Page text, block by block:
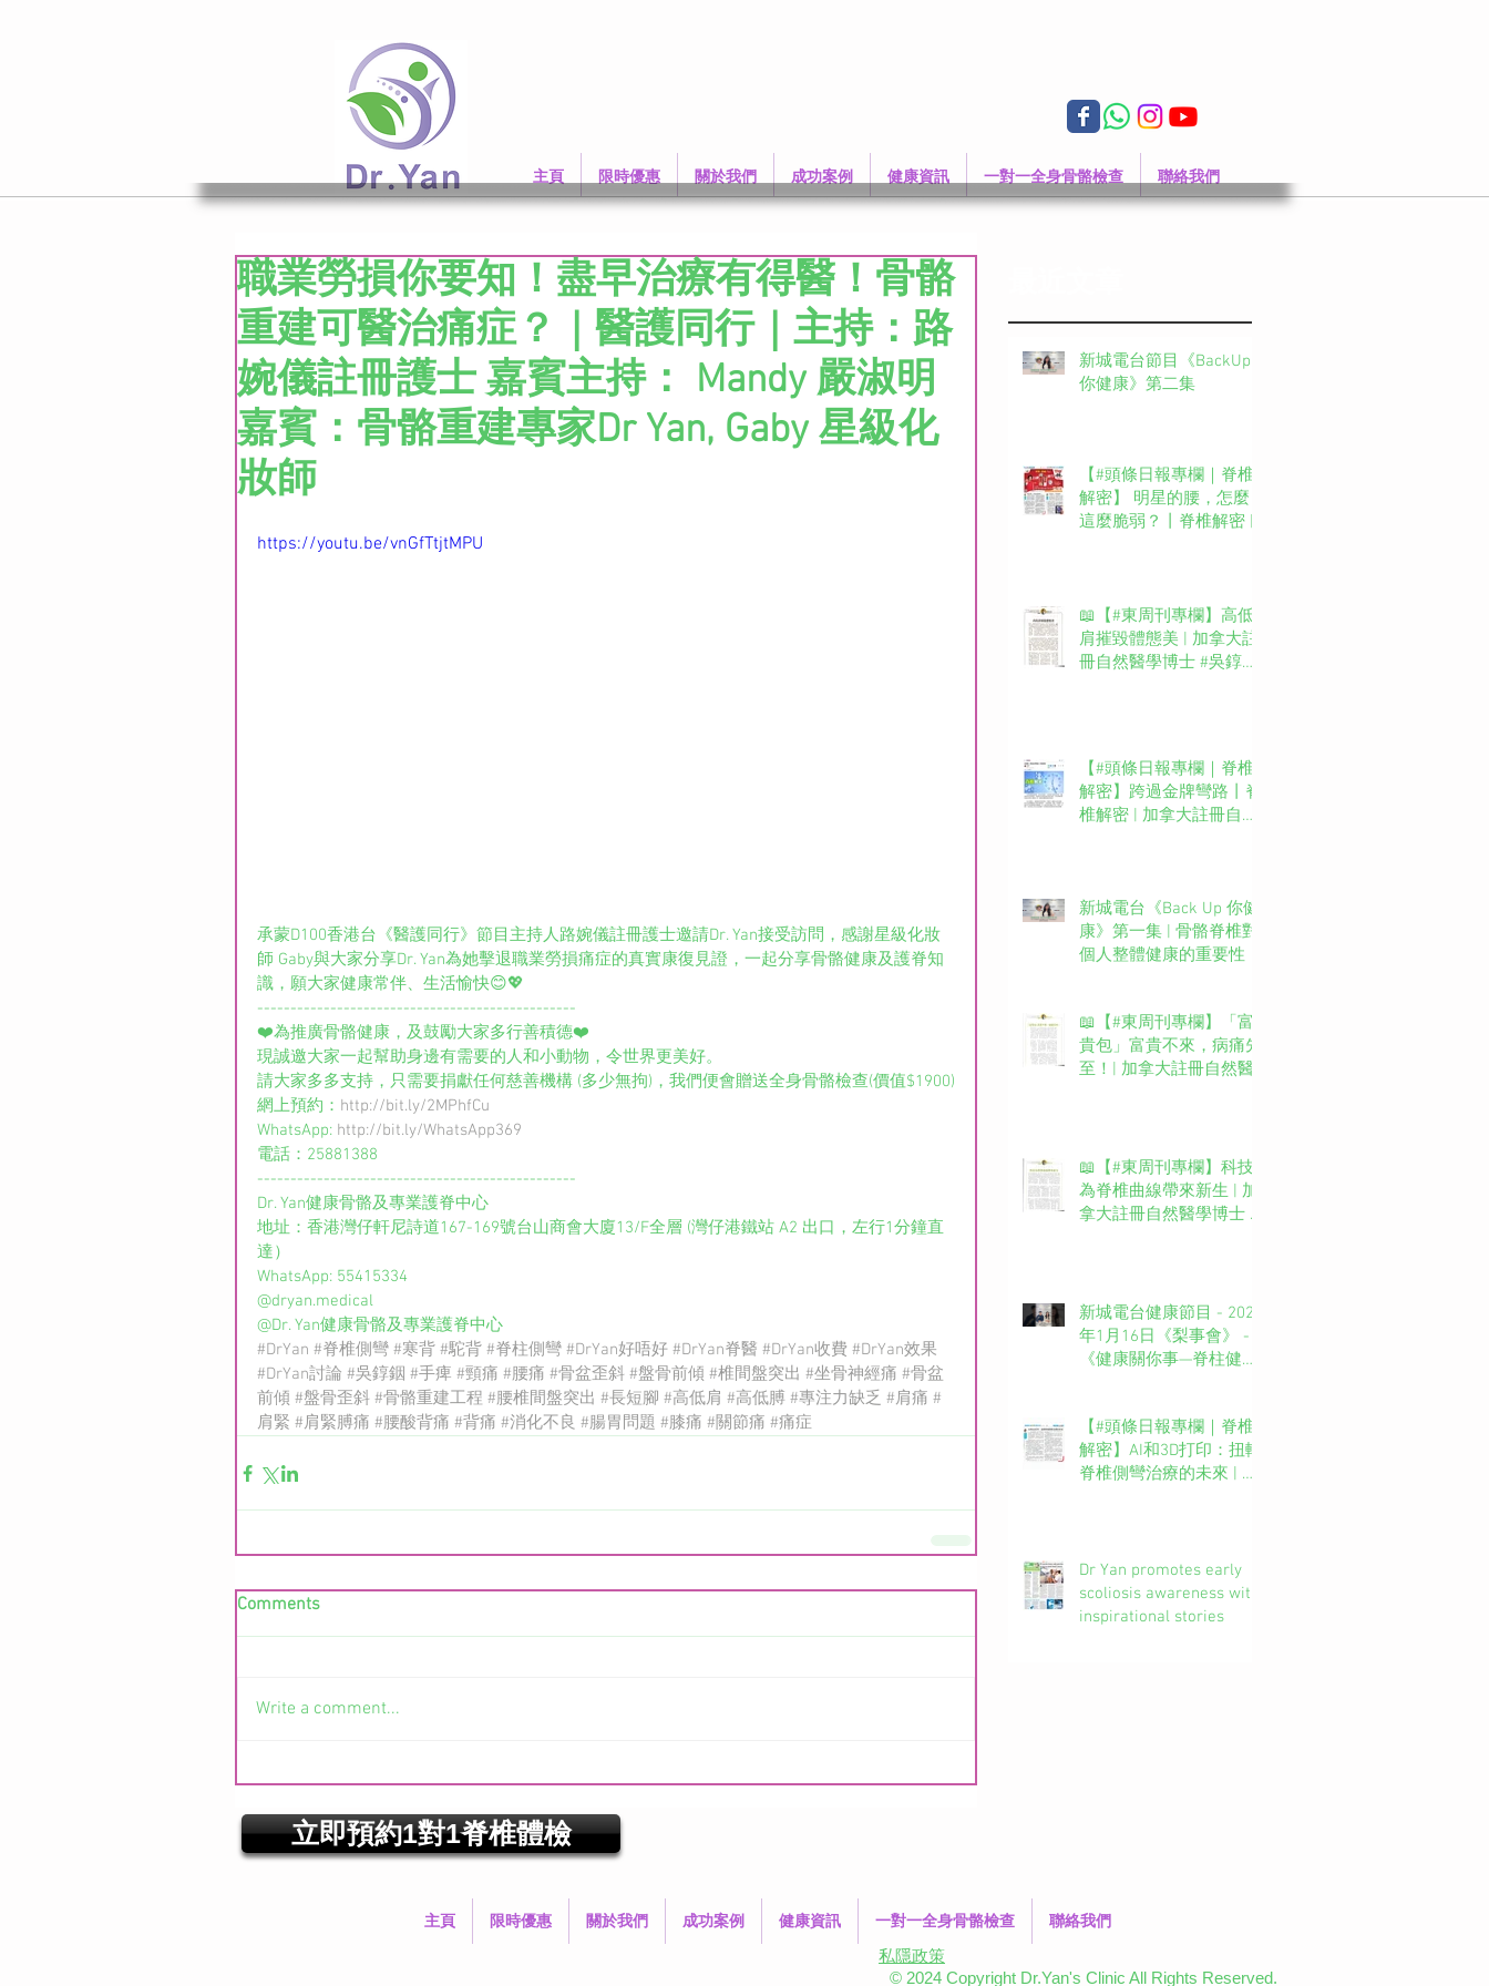
主頁 限時優惠 關於我們 成功案例 健康資訊 一對一全身骨骼檢查 聯絡我們
職業勞損你要知！盡早治療有得醫！骨骼
重建可醫治痛症？｜醫護同行｜主持：路
婉儀註冊護士 嘉賓主持： Mandy 嚴淑明
嘉賓：骨骼重建專家Dr Yan, Gaby 星級化
妝師
https://youtu.be/vnGfTtjtMPU
承蒙D100香港台《醫護同行》節目主持人路婉儀註冊護士邀請Dr. Yan接受訪問，感謝星級化妝
師 Gaby與大家分享Dr. Yan為她擊退職業勞損痛症的真實康復見證，一起分享骨骼健康及護脊知
識，願大家健康常伴、生活愉快😊💖
------------------------------------------------
❤️為推廣骨骼健康，及鼓勵大家多行善積德❤️
現誠邀大家一起幫助身邊有需要的人和小動物，令世界更美好。
請大家多多支持，只需要捐獻任何慈善機構 (多少無拘)，我們便會贈送全身骨骼檢查(價值$1900)
網上預約： http://bit.ly/2MPhfCu
WhatsApp: http://bit.ly/WhatsApp369
電話：25881388
------------------------------------------------
Dr. Yan健康骨骼及專業護脊中心
地址：香港灣仔軒尼詩道167-169號台山商會大廈13/F全層 (灣仔港鐵站 A2 出口，左行1分鐘直
達）
WhatsApp: 55415334
@dryan.medical
@Dr. Yan健康骨骼及專業護脊中心
#DrYan #脊椎側彎 #寒背 #駝背 #脊柱側彎 #DrYan好唔好 #DrYan脊醫 #DrYan收費 #DrYan效果
#DrYan討論 #吳錞銦 #手痺 #頸痛 #腰痛 #骨盆歪斜 #盤骨前傾 #椎間盤突出 #坐骨神經痛 #骨盆
前傾 #盤骨歪斜 #骨骼重建工程 #腰椎間盤突出 #長短腳 #高低肩 #高低膊 #專注力缺乏 #肩痛 #
肩緊 #肩緊膊痛 #腰酸背痛 #背痛 #消化不良 #腸胃問題 #膝痛 #關節痛 #痛症
Comments
Write a comment...
新城電台節目《BackUp
你健康》第二集
【#頭條日報專欄｜脊椎
解密】 明星的腰，怎麼
這麼脆弱？丨脊椎解密 |
📖【#東周刊專欄】高低
肩摧毀體態美 | 加拿大註
冊自然醫學博士 #吳錞銦
【#頭條日報專欄｜脊椎
解密】跨過金牌彎路丨脊
椎解密 | 加拿大註冊自然
新城電台《Back Up 你健
康》第一集 | 骨骼脊椎對
個人整體健康的重要性
📖【#東周刊專欄】「富
貴包」富貴不來，病痛先
至！| 加拿大註冊自然醫
📖【#東周刊專欄】科技
為脊椎曲線帶來新生 | 加
拿大註冊自然醫學博士 #
新城電台健康節目 - 2025
年1月16日《梨事會》 -
《健康關你事—脊柱健康
台長 葉文輝Barry Ip (啤
梨）嘉賓主持：吳錞銦博
士Dr. Yan
【#頭條日報專欄｜脊椎
解密】AI和3D打印：扭轉
脊椎側彎治療的未來 | 脊
Dr Yan promotes early
scoliosis awareness with
inspirational stories
立即預約1對1脊椎體檢
主頁 限時優惠 關於我們 成功案例 健康資訊 一對一全身骨骼檢查 聯絡我們
私隱政策
© 2024 Copyright Dr.Yan's Clinic All Rights Reserved.